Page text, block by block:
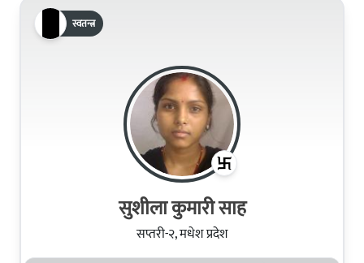
स्वतन्त्र
सुशीला कुमारी साह
सप्तरी-२, मधेश प्रदेश